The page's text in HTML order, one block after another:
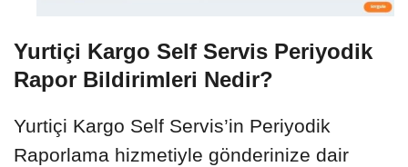
Yurtiçi Kargo Self Servis Periyodik
Rapor Bildirimleri Nedir?
Yurtiçi Kargo Self Servis’in Periyodik
Raporlama hizmetiyle gönderinize dair